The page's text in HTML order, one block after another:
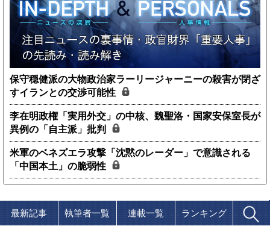
保守穏健派の大物政治家ラーリージャーニーの殺害が閉ざ
すイランとの交渉可能性
李在明政権「実用外交」の中核、魏聖洛・国家安保室長が
異例の「自主派」批判
米軍のベネズエラ攻撃「沈黙のレーダー」で意識される
「中国本土」の脆弱性
最新記事 執筆者一覧 連載一覧 ランキング